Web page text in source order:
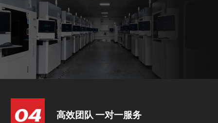
高效团队 一对一服务